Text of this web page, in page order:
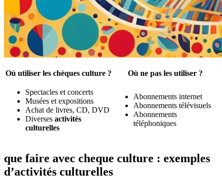
Où utiliser les chèques culture ? Où ne pas les utiliser ?
Spectacles et concerts
Musées et expositions
Achat de livres, CD, DVD
Diverses activités
culturelles
Abonnements internet
Abonnements télévisuels
Abonnements
téléphoniques
que faire avec cheque culture : exemples
d’activités culturelles